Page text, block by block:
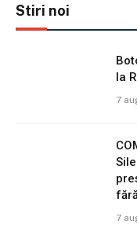
Stiri noi
la
7
7